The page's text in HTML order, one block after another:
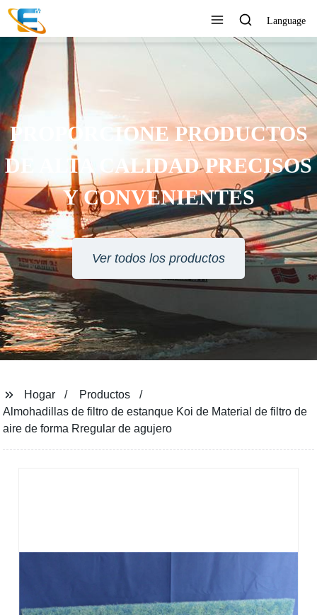
Language
AL CLIENTE 24
HORAS EN LÍNEA
Ver todos los productos
Hogar
Productos
Almohadillas de filtro de estanque Koi de Material de filtro de
aire de forma Rregular de agujero